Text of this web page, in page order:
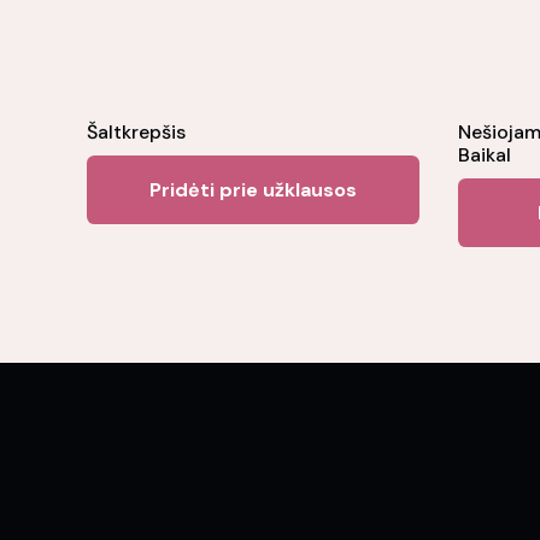
Šaltkrepšis
Pridėti prie užklausos
Baikal